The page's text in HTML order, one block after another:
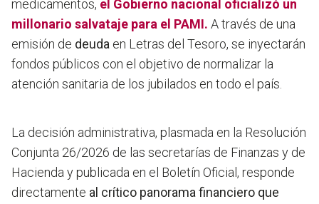
medicamentos, el Gobierno nacional oficializó un
millonario salvataje para el PAMI. A través de una
emisión de deuda en Letras del Tesoro, se inyectarán
fondos públicos con el objetivo de normalizar la
atención sanitaria de los jubilados en todo el país.
La decisión administrativa, plasmada en la Resolución
Conjunta 26/2026 de las secretarías de Finanzas y de
Hacienda y publicada en el Boletín Oficial, responde
directamente al crítico panorama financiero que